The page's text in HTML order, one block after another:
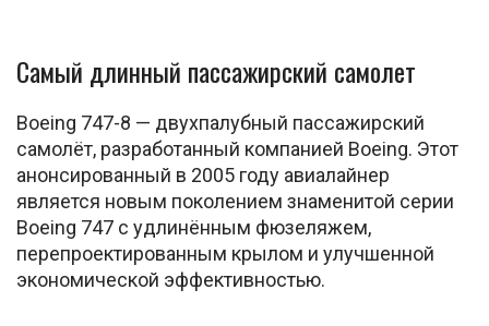
Самый длинный пассажирский самолет
Boeing 747-8 — двухпалубный пассажирский
самолёт, разработанный компанией Boeing. Этот
анонсированный в 2005 году авиалайнер
является новым поколением знаменитой серии
Boeing 747 с удлинённым фюзеляжем,
перепроектированным крылом и улучшенной
экономической эффективностью.